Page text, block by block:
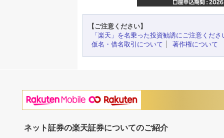
【ご注意ください】
「楽天」を名乗った投資勧誘にご注意くださ
仮名・借名取引について
著作権について
ネット証券の楽天証券についてのご紹介